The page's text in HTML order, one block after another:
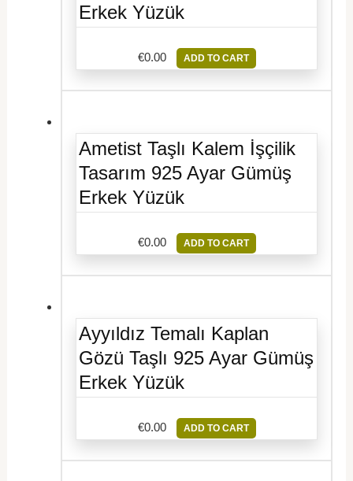
Erkek Yüzük
€0.00 ADD TO CART
Ametist Taşlı Kalem İşçilik
Tasarım 925 Ayar Gümüş
Erkek Yüzük
€0.00 ADD TO CART
Ayyıldız Temalı Kaplan
Gözü Taşlı 925 Ayar Gümüş
Erkek Yüzük
€0.00 ADD TO CART